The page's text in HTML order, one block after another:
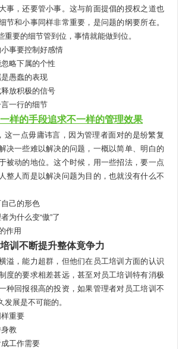
，还要管小事。这与前面提倡的授权之道也
节和小事同样非常重要，是问题的纲要所在。
要的细节管到位，事情就能做到位。
事要控制好感情
略下属的个性
愚蠢的表现
放积极的信号
一行的细节
样的手段追求不一样的管理效果
一点毋庸讳言，因为管理者面对的是纷繁复
决一些难以解决的问题，一概以简单、明白的
被动的地位。这个时候，用一些招法，要一点
整人而是以解决问题为目的，也就没有什么不
己的形色
什么变“傲”了
作用
训不断提升整体竟争力
，能力超群，但他们在员工培训方面的认识
度的要求相差甚远，甚至对员工培训特有消极
种回报很高的投资，如果管理者对员工培训不
展是不可能的。
重要
教
工作需要